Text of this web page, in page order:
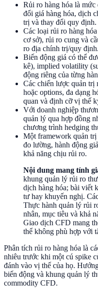
Rủi ro hàng hóa là
đổi giá hàng hóa, dịch
trị và thay đổi quy định.
Các loại rủi ro hàng
cơ sở), rủi ro cung và
ro địa chính trị/quy định.
Biến động giá có thể
kê), implied volatility
động riêng của từng
Các chiến lược quản trị
hoặc options, đa dạng
quan và định cỡ vị thế
Với doanh nghiệp
quản lý qua hợp đồng
chương trình hedging
Một framework quản
đo lường, hành động
khả năng chịu rủi ro.
Nội dung mang tính
khung quản lý rủi ro
dịch hàng hóa; bài viết
tư hay khuyến nghị.
Thực hành quản lý rủi
nhân, mục tiêu và khả
Giao dịch CFD mang
thể không phù hợp với
Phân tích rủi ro hàng hóa là
nhiêu trước khi một cú spike
đánh vào vị thế của họ.
biến động và khung quản lý
commodity CFD.